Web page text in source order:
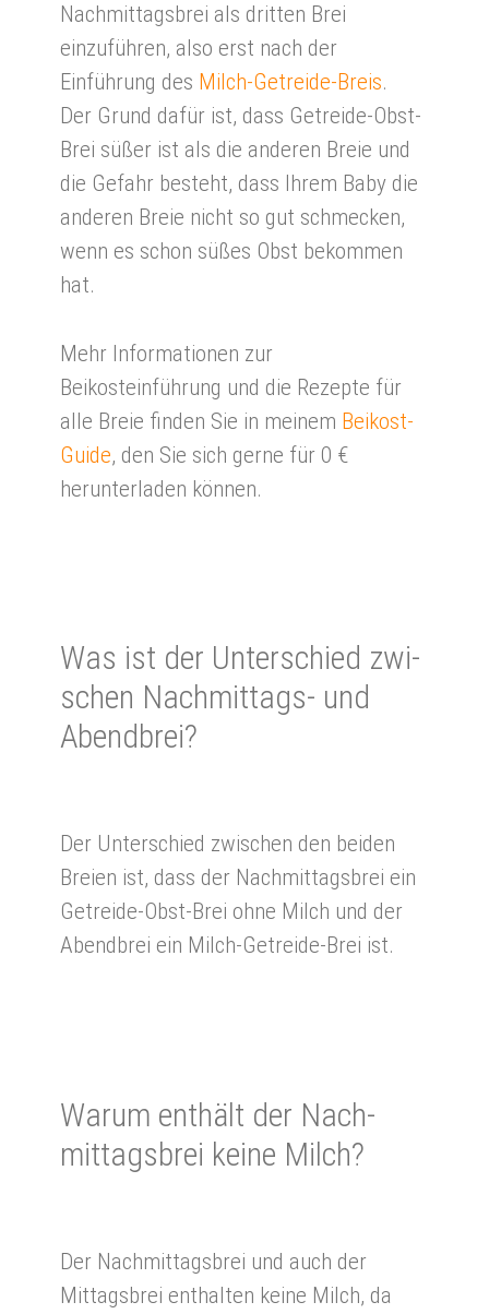
Nachmittagsbrei als dritten Brei
einzuführen, also erst nach der
Einführung des Milch-Getreide-Breis.
Der Grund dafür ist, dass Getreide-Obst-
Brei süßer ist als die anderen Breie und
die Gefahr besteht, dass Ihrem Baby die
anderen Breie nicht so gut schmecken,
wenn es schon süßes Obst bekommen
hat.
Mehr Informationen zur
Beikosteinführung und die Rezepte für
alle Breie finden Sie in meinem Beikost-
Guide, den Sie sich gerne für 0 €
herunterladen können.
Was ist der Un­ter­schied zwi­
schen Nach­mittags- und
Abend­brei?
Der Unterschied zwischen den beiden
Breien ist, dass der Nachmittagsbrei ein
Getreide-Obst-Brei ohne Milch und der
Abendbrei ein Milch-Getreide-Brei ist.
Wa­rum ent­hält der Nach­
mittags­brei kei­ne Milch?
Der Nachmittagsbrei und auch der
Mittagsbrei enthalten keine Milch, da